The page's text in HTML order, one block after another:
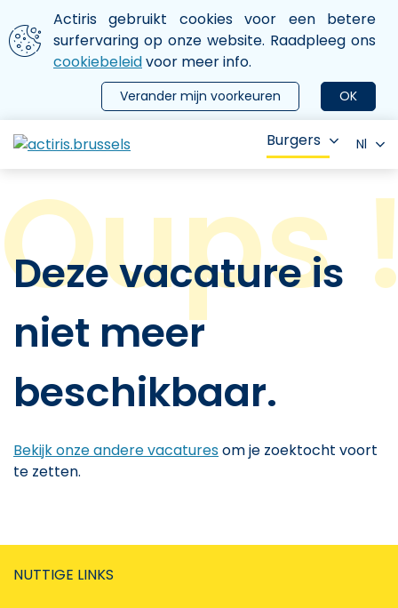
Aller au contenu principal
We gebruiken cookies
Actiris gebruikt cookies voor een betere
surfervaring op onze website. Raadpleeg ons
cookiebeleidvoor meer info.
OK
Verander mijn voorkeuren
le menu
Burgers Nl
Deze vacature is
niet meer
beschikbaar.
Bekijk onze andere vacaturesom je zoektocht voort
te zetten.
NUTTIGE LINKS